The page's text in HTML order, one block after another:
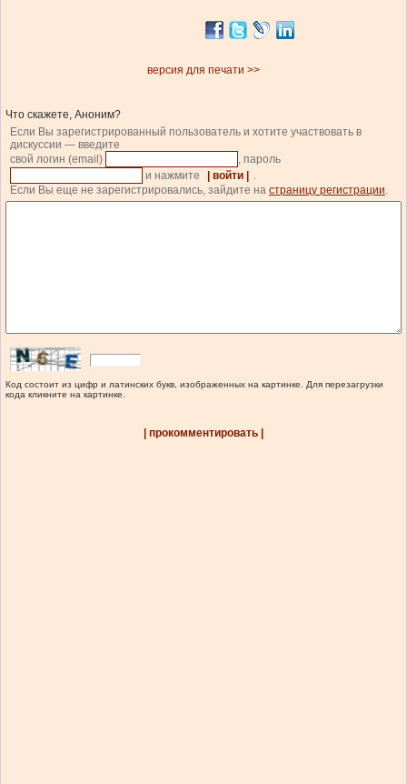
версия для печати >>
Что скажете, Аноним?
Если Вы зарегистрированный пользователь и хотите участвовать в
дискуссии — введите
свой логин (email)
, пароль
и нажмите
| войти |
.
Если Вы еще не зарегистрировались, зайдите на страницу регистрации.
Код состоит из цифр и латинских букв, изображенных на картинке. Для перезагрузки
кода кликните на картинке.
| прокомментировать |